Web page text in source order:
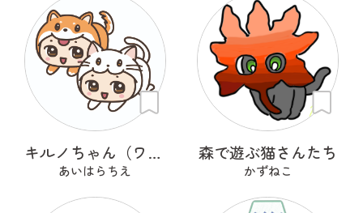
キルノちゃん（ワンニャン編）
あいはらちえ
森で遊ぶ猫さんたち
かずねこ